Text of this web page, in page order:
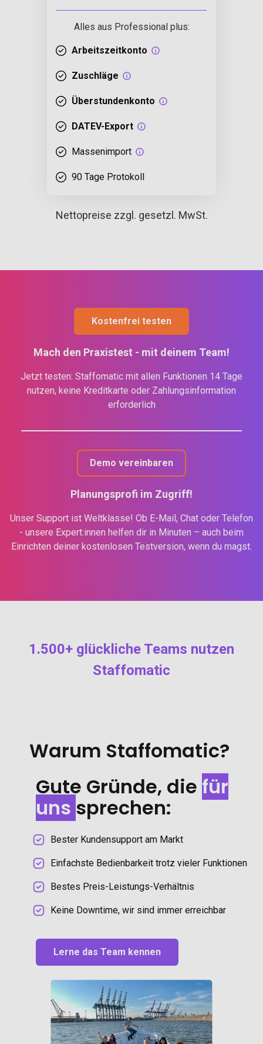
Alles aus Professional plus:
Arbeitszeitkonto
Zuschläge
Überstundenkonto
DATEV-Export
Massenimport
90 Tage Protokoll
Nettopreise zzgl. gesetzl. MwSt.
Kostenfrei testen
Mach den Praxistest - mit deinem Team!
Jetzt testen: Staffomatic mit allen Funktionen 14 Tage
nutzen, keine Kreditkarte oder Zahlungsinformation
erforderlich
Demo vereinbaren
Planungsprofi im Zugriff!
Unser Support ist Weltklasse! Ob E-Mail, Chat oder Telefon
- unsere Expert:innen helfen dir in Minuten – auch beim
Einrichten deiner kostenlosen Testversion, wenn du magst.
1.500+ glückliche Teams nutzen
Staffomatic
Warum Staffomatic?
Gute Gründe, die für
uns sprechen:
Bester Kundensupport am Markt
Einfachste Bedienbarkeit trotz vieler Funktionen
Bestes Preis-Leistungs-Verhältnis
Keine Downtime, wir sind immer erreichbar
Lerne das Team kennen